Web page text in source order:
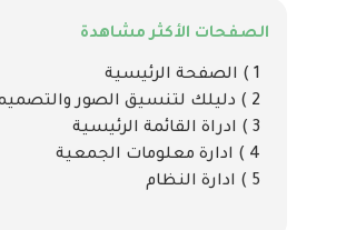
الصفحات الأكثر مشاهدة
1 ) الصفحة الرئيسية
2 ) دليلك لتنسيق الصور والتصميمات
3 ) ادراة القائمة الرئيسية
4 ) ادارة معلومات الجمعية
5 ) ادارة النظام